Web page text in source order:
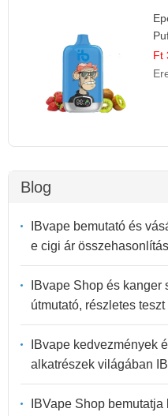
Ft
Blog
IBvape bemutató és
e cigi ár
IBvape Shop és
útmutató, részletes
IBvape kedvezmények
alkatrészek világában
IBVape Shop